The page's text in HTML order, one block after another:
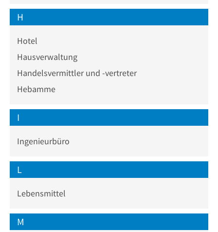
H
Hotel
Hausverwaltung
Handelsvermittler und -vertreter
Hebamme
I
Ingenieurbüro
L
Lebensmittel
M